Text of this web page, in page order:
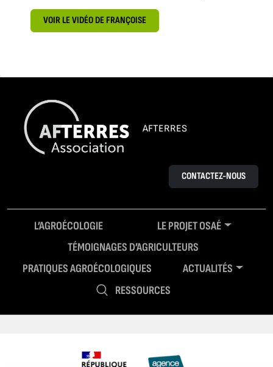
VOIR LE VIDÉO DE FRANÇOISE
AFTERRES
CONTACTEZ-NOUS
L’AGROÉCOLOGIE
LE PROJET OSAÉ
TÉMOIGNAGES D’AGRICULTEURS
PRATIQUES AGROÉCOLOGIQUES
ACTUALITÉS
RESSOURCES